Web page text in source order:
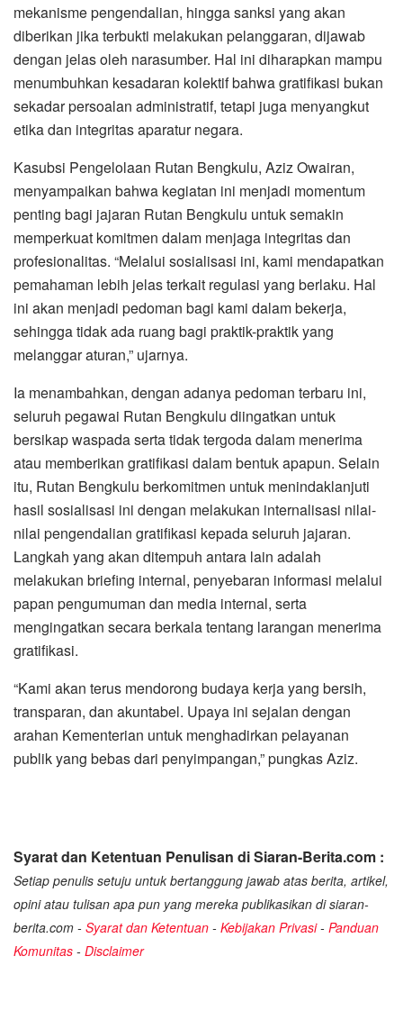
mekanisme pengendalian, hingga sanksi yang akan
diberikan jika terbukti melakukan pelanggaran, dijawab
dengan jelas oleh narasumber. Hal ini diharapkan mampu
menumbuhkan kesadaran kolektif bahwa gratifikasi bukan
sekadar persoalan administratif, tetapi juga menyangkut
etika dan integritas aparatur negara.
Kasubsi Pengelolaan Rutan Bengkulu, Aziz Owairan,
menyampaikan bahwa kegiatan ini menjadi momentum
penting bagi jajaran Rutan Bengkulu untuk semakin
memperkuat komitmen dalam menjaga integritas dan
profesionalitas. “Melalui sosialisasi ini, kami mendapatkan
pemahaman lebih jelas terkait regulasi yang berlaku. Hal
ini akan menjadi pedoman bagi kami dalam bekerja,
sehingga tidak ada ruang bagi praktik-praktik yang
melanggar aturan,” ujarnya.
Ia menambahkan, dengan adanya pedoman terbaru ini,
seluruh pegawai Rutan Bengkulu diingatkan untuk
bersikap waspada serta tidak tergoda dalam menerima
atau memberikan gratifikasi dalam bentuk apapun. Selain
itu, Rutan Bengkulu berkomitmen untuk menindaklanjuti
hasil sosialisasi ini dengan melakukan internalisasi nilai-
nilai pengendalian gratifikasi kepada seluruh jajaran.
Langkah yang akan ditempuh antara lain adalah
melakukan briefing internal, penyebaran informasi melalui
papan pengumuman dan media internal, serta
mengingatkan secara berkala tentang larangan menerima
gratifikasi.
“Kami akan terus mendorong budaya kerja yang bersih,
transparan, dan akuntabel. Upaya ini sejalan dengan
arahan Kementerian untuk menghadirkan pelayanan
publik yang bebas dari penyimpangan,” pungkas Aziz.
Syarat dan Ketentuan Penulisan di Siaran-Berita.com :
Setiap penulis setuju untuk bertanggung jawab atas berita, artikel,
opini atau tulisan apa pun yang mereka publikasikan di siaran-
berita.com - Syarat dan Ketentuan - Kebijakan Privasi- Panduan
Komunitas - Disclaimer